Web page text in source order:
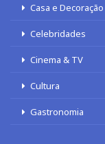
Casa e Decoração
Celebridades
Cinema & TV
Cultura
Gastronomia